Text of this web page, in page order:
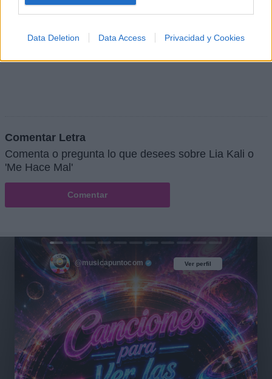
Data Deletion Data Access Privacidad y Cookies
Comentar Letra
Comenta o pregunta lo que desees sobre Lia Kali o
'Me Hace Mal'
Comentar
Ver perfil
@musicapuntocom Ver perfil